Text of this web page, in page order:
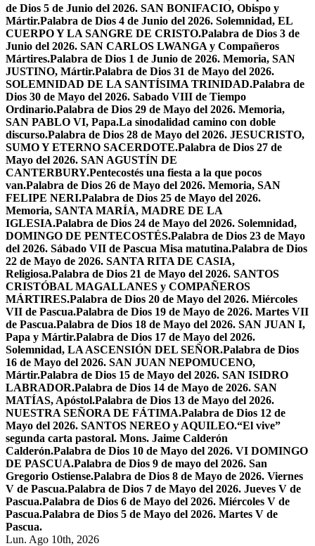
de Dios 5 de Junio del 2026. SAN BONIFACIO, Obispo y
Mártir.Palabra de Dios 4 de Junio del 2026. Solemnidad, EL
CUERPO Y LA SANGRE DE CRISTO.Palabra de Dios 3 de
Junio del 2026. SAN CARLOS LWANGA y Compañeros
Mártires.Palabra de Dios 1 de Junio de 2026. Memoria, SAN
JUSTINO, Mártir.Palabra de Dios 31 de Mayo del 2026.
SOLEMNIDAD DE LA SANTÍSIMA TRINIDAD.Palabra de
Dios 30 de Mayo del 2026. Sabado VIII de Tiempo
Ordinario.Palabra de Dios 29 de Mayo del 2026. Memoria,
SAN PABLO VI, Papa.La sinodalidad camino con doble
discurso.Palabra de Dios 28 de Mayo del 2026. JESUCRISTO,
SUMO Y ETERNO SACERDOTE.Palabra de Dios 27 de
Mayo del 2026. SAN AGUSTÍN DE
CANTERBURY.Pentecostés una fiesta a la que pocos
van.Palabra de Dios 26 de Mayo del 2026. Memoria, SAN
FELIPE NERI.Palabra de Dios 25 de Mayo del 2026.
Memoria, SANTA MARÍA, MADRE DE LA
IGLESIA.Palabra de Dios 24 de Mayo del 2026. Solemnidad,
DOMINGO DE PENTECOSTÉS.Palabra de Dios 23 de Mayo
del 2026. Sábado VII de Pascua Misa matutina.Palabra de Dios
22 de Mayo de 2026. SANTA RITA DE CASIA,
Religiosa.Palabra de Dios 21 de Mayo del 2026. SANTOS
CRISTÓBAL MAGALLANES y COMPAÑEROS
MÁRTIRES.Palabra de Dios 20 de Mayo del 2026. Miércoles
VII de Pascua.Palabra de Dios 19 de Mayo de 2026. Martes VII
de Pascua.Palabra de Dios 18 de Mayo del 2026. SAN JUAN I,
Papa y Mártir.Palabra de Dios 17 de Mayo del 2026.
Solemnidad, LA ASCENSIÓN DEL SEÑOR.Palabra de Dios
16 de Mayo del 2026. SAN JUAN NEPOMUCENO,
Mártir.Palabra de Dios 15 de Mayo del 2026. SAN ISIDRO
LABRADOR.Palabra de Dios 14 de Mayo de 2026. SAN
MATÍAS, Apóstol.Palabra de Dios 13 de Mayo del 2026.
NUESTRA SEÑORA DE FÁTIMA.Palabra de Dios 12 de
Mayo del 2026. SANTOS NEREO y AQUILEO.“El vive”
segunda carta pastoral. Mons. Jaime Calderón
Calderón.Palabra de Dios 10 de Mayo del 2026. VI DOMINGO
DE PASCUA.Palabra de Dios 9 de mayo del 2026. San
Gregorio Ostiense.Palabra de Dios 8 de Mayo de 2026. Viernes
V de Pascua.Palabra de Dios 7 de Mayo del 2026. Jueves V de
Pascua.Palabra de Dios 6 de Mayo del 2026. Miércoles V de
Pascua.Palabra de Dios 5 de Mayo del 2026. Martes V de
Pascua.
Lun. Ago 10th, 2026